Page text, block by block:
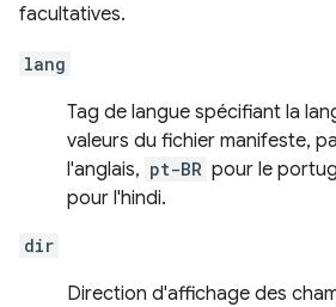
facultatives.
lang
Tag de langue spécifiant la
valeurs du fichier manifeste,
l'anglais, pt-BR pour le
pour l'hindi.
dir
Direction d'affichage des